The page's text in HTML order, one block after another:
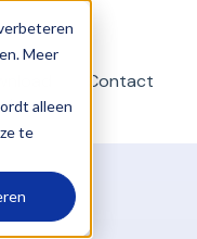
Meer
alleen
te
vertalingen
Contact